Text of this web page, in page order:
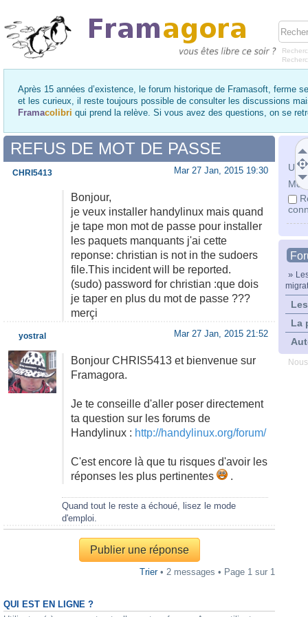
Après 15 années d’existence, le forum historique de Framasoft, ferme
et les curieux, il reste toujours possible de consulter les discussions
Framacolibri qui prend la relève. Si vous avez des questions, on se
Mot
»
La
REFUS DE MOT DE PASSE
Mar 27 Jan, 2015 19:30
Bonjour,
je veux installer handylinux mais quand
je tape mon mot de passe pour installer
les paquets manquants j'ai cette
reponse: christian is not in the sudoers
file.This incident will be reported.
(sudo) password for christian :que dois
je taper en plus du mot de passe ???
merçi
CHRI5413
Mar 27 Jan, 2015 21:52
Bonjour CHRIS5413 et bienvenue sur
Framagora.
Je te conseille d'aller poser directement
ta question sur les forums de
Handylinux : http://handylinux.org/forum/
C'est encore là que tu risques d'avoir les
réponses les plus pertinentes
.
Quand tout le reste a échoué, lisez le mode
d'emploi.
yostral
Publier une réponse
Trier• 2 messages • Page 1 sur 1
QUI EST EN LIGNE ?